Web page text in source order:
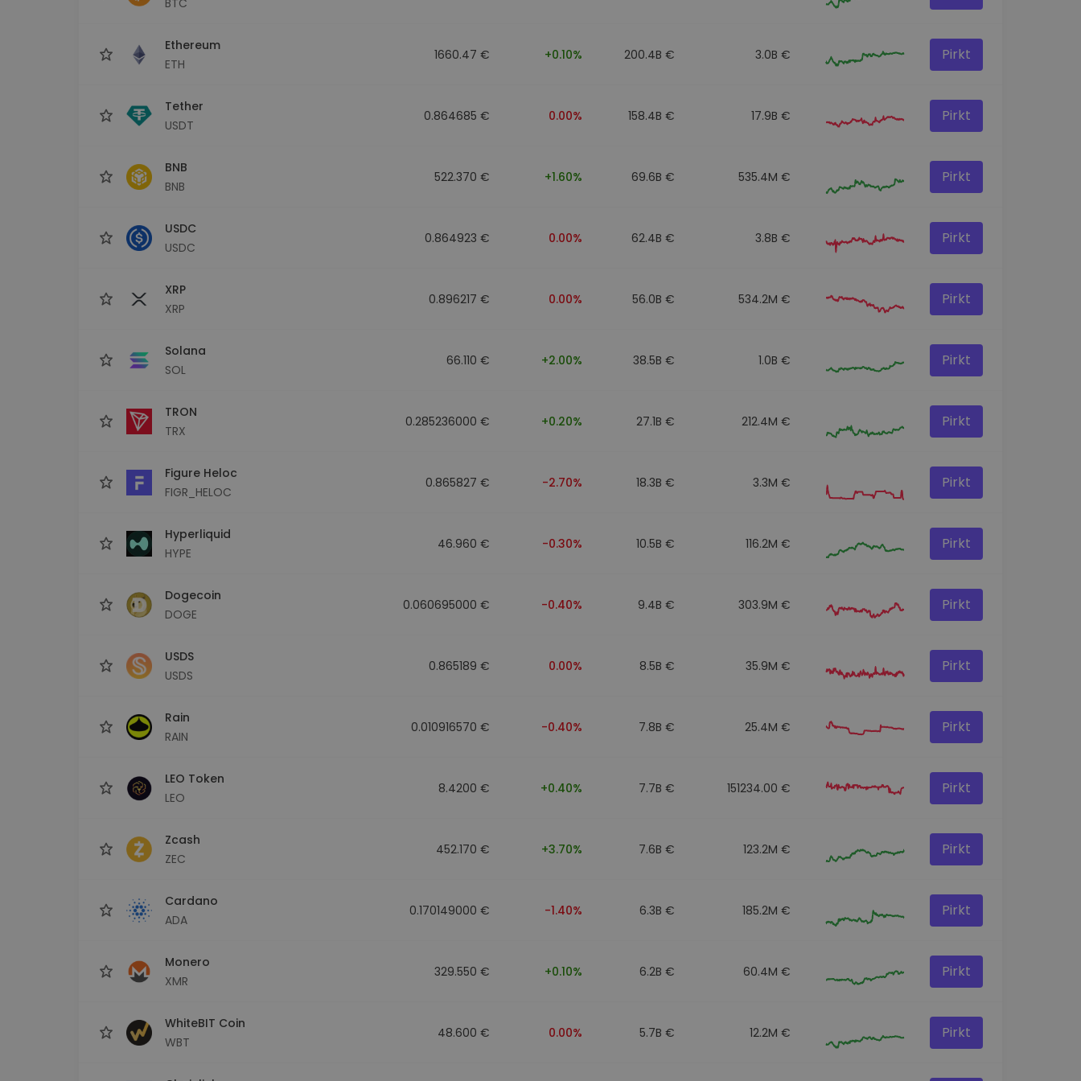
Ethereum
ETH
1660.47 € +0.10% 200.4B € 3.0B € Pirkt
Tether
USDT
0.864685 € 0.00% 158.4B € 17.9B € Pirkt
BNB
BNB
522.370 € +1.60% 69.6B € 535.4M € Pirkt
USDC
USDC
0.864923 € 0.00% 62.4B € 3.8B € Pirkt
XRP
XRP
0.896217 € 0.00% 56.0B € 534.2M € Pirkt
Solana
SOL
66.110 € +2.00% 38.5B € 1.0B € Pirkt
TRON
TRX
0.285236000 € +0.20% 27.1B € 212.4M € Pirkt
Figure Heloc
FIGR_HELOC
0.865827 € -2.70% 18.3B € 3.3M € Pirkt
Hyperliquid
HYPE
46.960 € -0.30% 10.5B € 116.2M € Pirkt
Dogecoin
DOGE
0.060695000 € -0.40% 9.4B € 303.9M € Pirkt
USDS
USDS
0.865189 € 0.00% 8.5B € 35.9M € Pirkt
Rain
RAIN
0.010916570 € -0.40% 7.8B € 25.4M € Pirkt
LEO Token
LEO
8.4200 € +0.40% 7.7B € 151234.00 € Pirkt
Zcash
ZEC
452.170 € +3.70% 7.6B € 123.2M € Pirkt
Cardano
ADA
0.170149000 € -1.40% 6.3B € 185.2M € Pirkt
Monero
XMR
329.550 € +0.10% 6.2B € 60.4M € Pirkt
WhiteBIT Coin
WBT
48.600 € 0.00% 5.7B € 12.2M € Pirkt